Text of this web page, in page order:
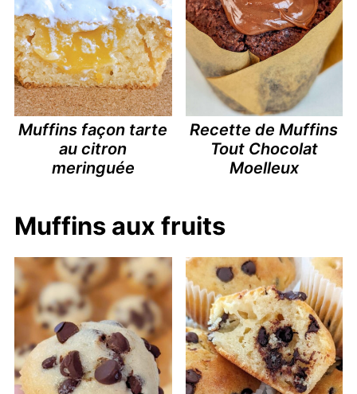
Muffins façon tarte
au citron
meringuée
Recette de Muffins
Tout Chocolat
Moelleux
Muffins aux fruits